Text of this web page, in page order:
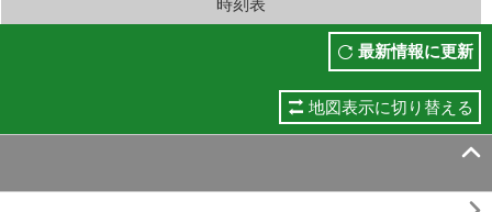
時刻表
最新情報に更新
地図表示に切り替える
